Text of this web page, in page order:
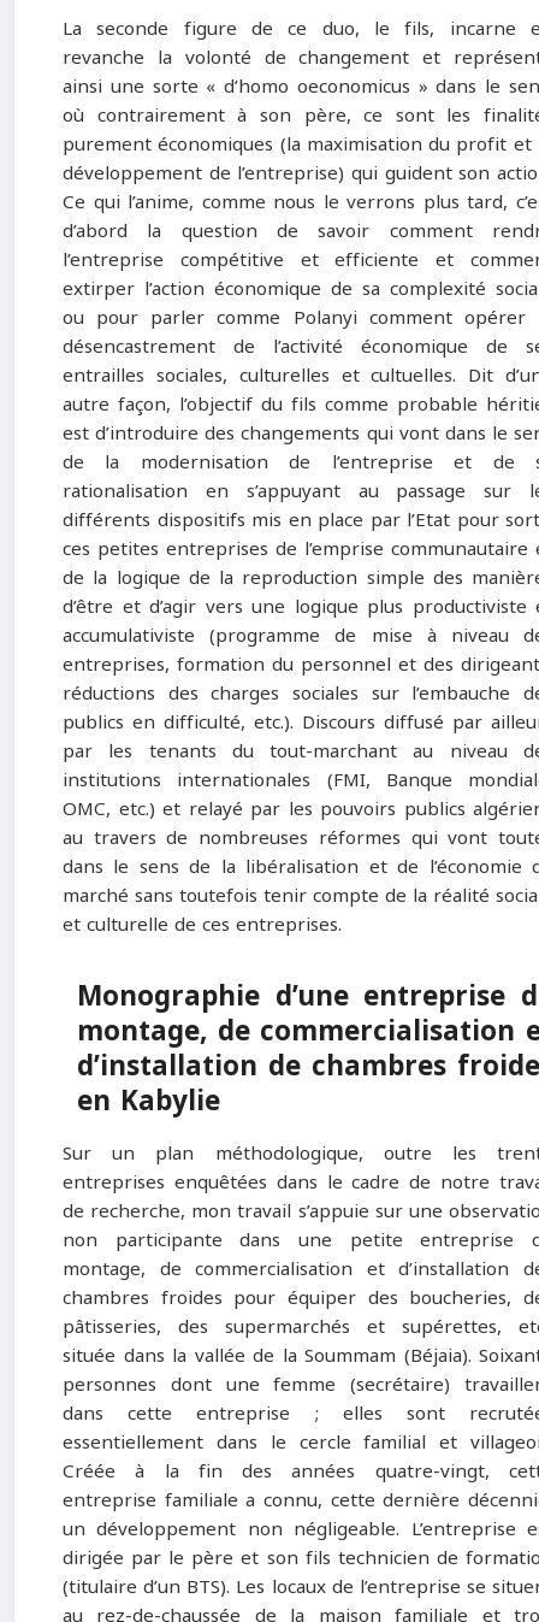
La seconde figure de ce duo, le fils, incarne
revanche la volonté de changement et
ainsi une sorte « d’homo oeconomicus » dans le
où contrairement à son père, ce sont les
purement économiques (la maximisation du profit et
développement de l’entreprise) qui guident son
Ce qui l’anime, comme nous le verrons plus tard,
d’abord la question de savoir comment
l’entreprise compétitive et efficiente et
extirper l’action économique de sa complexité
ou pour parler comme Polanyi comment opérer
désencastrement de l’activité économique de
entrailles sociales, culturelles et cultuelles. Dit
autre façon, l’objectif du fils comme probable
est d’introduire des changements qui vont dans le
de la modernisation de l’entreprise et de
rationalisation en s’appuyant au passage sur
différents dispositifs mis en place par l’Etat pour
ces petites entreprises de l’emprise communautaire
de la logique de la reproduction simple des
d’être et d’agir vers une logique plus productiviste
accumulativiste (programme de mise à niveau
entreprises, formation du personnel et des
réductions des charges sociales sur l’embauche
publics en difficulté, etc.). Discours diffusé par
par les tenants du tout-marchant au niveau
institutions internationales (FMI, Banque
OMC, etc.) et relayé par les pouvoirs publics
au travers de nombreuses réformes qui vont
dans le sens de la libéralisation et de l’économie
marché sans toutefois tenir compte de la réalité
et culturelle de ces entreprises.
Monographie d’une entreprise
montage, de commercialisation
d’installation de chambres
en Kabylie
Sur un plan méthodologique, outre les
entreprises enquêtées dans le cadre de notre
de recherche, mon travail s’appuie sur une
non participante dans une petite entreprise
montage, de commercialisation et d’installation
chambres froides pour équiper des boucheries,
pâtisseries, des supermarchés et supérettes,
située dans la vallée de la Soummam (Béjaia).
personnes dont une femme (secrétaire)
dans cette entreprise ; elles sont
essentiellement dans le cercle familial et
Créée à la fin des années quatre-vingt,
entreprise familiale a connu, cette dernière
un développement non négligeable. L’entreprise
dirigée par le père et son fils technicien de
(titulaire d’un BTS). Les locaux de l’entreprise se